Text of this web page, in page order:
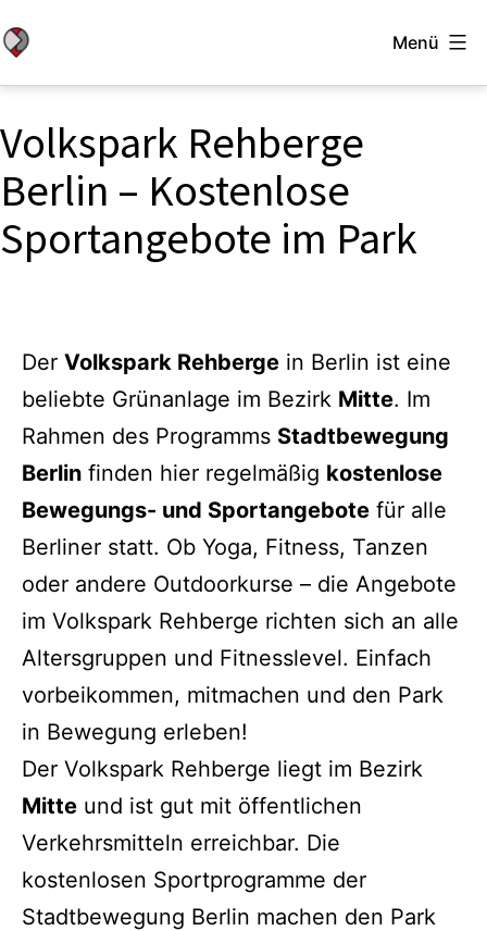
Inhalt
springen
Menü
Volkspark Rehberge
Berlin – Kostenlose
Sportangebote im Park
Der Volkspark Rehberge in Berlin ist eine
beliebte Grünanlage im Bezirk Mitte. Im
Rahmen des Programms Stadtbewegung
Berlin finden hier regelmäßig kostenlose
Bewegungs- und Sportangebote für alle
Berliner statt. Ob Yoga, Fitness, Tanzen
oder andere Outdoorkurse – die Angebote
im Volkspark Rehberge richten sich an alle
Altersgruppen und Fitnesslevel. Einfach
vorbeikommen, mitmachen und den Park
in Bewegung erleben!
Der Volkspark Rehberge liegt im Bezirk
Mitte und ist gut mit öffentlichen
Verkehrsmitteln erreichbar. Die
kostenlosen Sportprogramme der
Stadtbewegung Berlin machen den Park